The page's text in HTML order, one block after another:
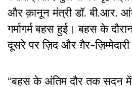
और क़ानून मंत्री डॉ. बी.आर.
गर्मागर्म बहस हुई। बहस के
दूसरे पर ज़िद और ग़ैर-
“बहस के अंतिम दौर तक सदन में